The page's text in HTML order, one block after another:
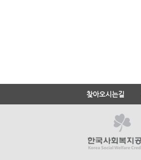
찾아오시는길